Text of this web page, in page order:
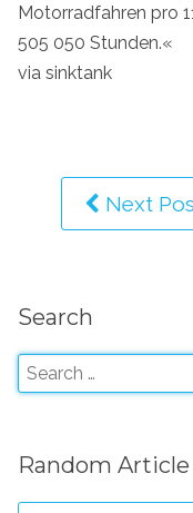
Motorradfahren pro
505 050 Stunden.«
via sinktank
Next
Search
Random Article